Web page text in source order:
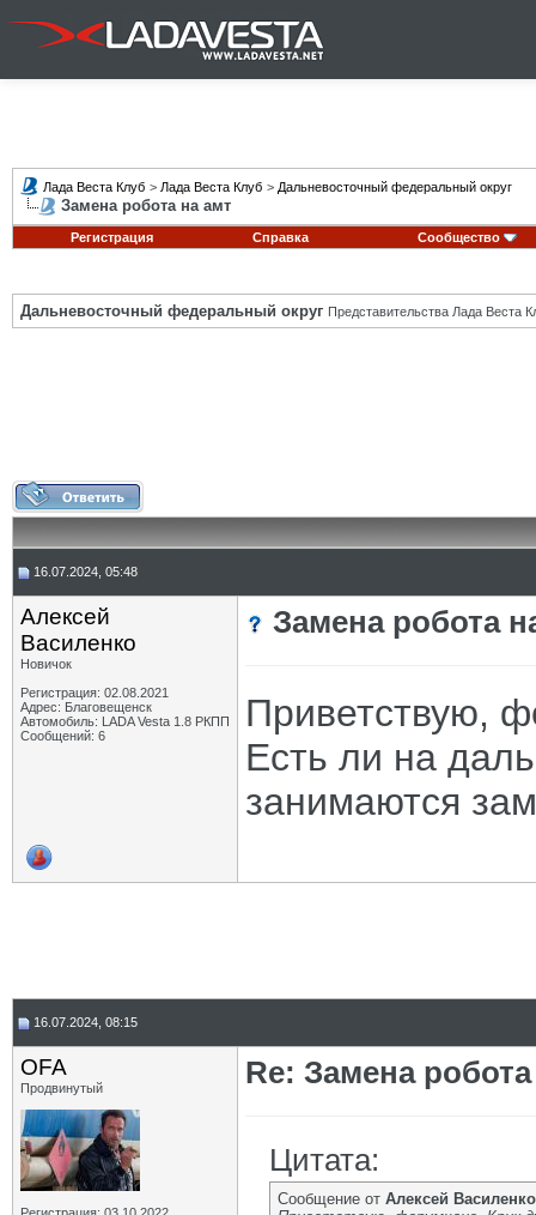
Лада Веста Клуб > Лада Веста Клуб > Дальневосточный федеральный округ
Замена робота на амт
Регистрация Справка Сообщество
Дальневосточный федеральный округ Представительства Лада Веста
16.07.2024, 05:48
Алексей
Василенко
Новичок
Регистрация: 02.08.2021
Адрес: Благовещенск
Автомобиль: LADA Vesta 1.8 РКПП
Сообщений: 6
Замена робота
Приветствую,
Есть ли на
занимаются
16.07.2024, 08:15
OFA
Продвинутый Re: Замена
Цитата:
Сообщение от Алексей Василенко